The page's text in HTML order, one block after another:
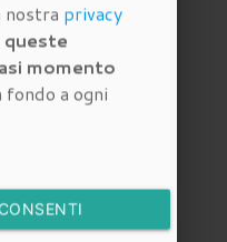
nostra privacy
momento
fondo a ogni